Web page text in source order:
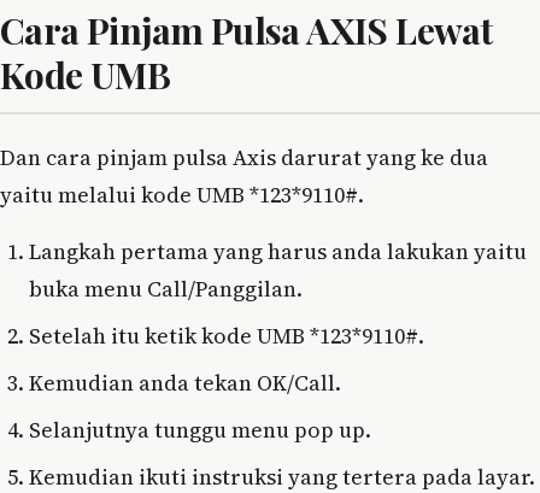
Cara Pinjam Pulsa AXIS Lewat
Kode UMB
Dan cara pinjam pulsa Axis darurat yang ke dua
yaitu melalui kode UMB *123*9110#.
Langkah pertama yang harus anda lakukan yaitu
buka menu Call/Panggilan.
Setelah itu ketik kode UMB *123*9110#.
Kemudian anda tekan OK/Call.
Selanjutnya tunggu menu pop up.
Kemudian ikuti instruksi yang tertera pada layar.